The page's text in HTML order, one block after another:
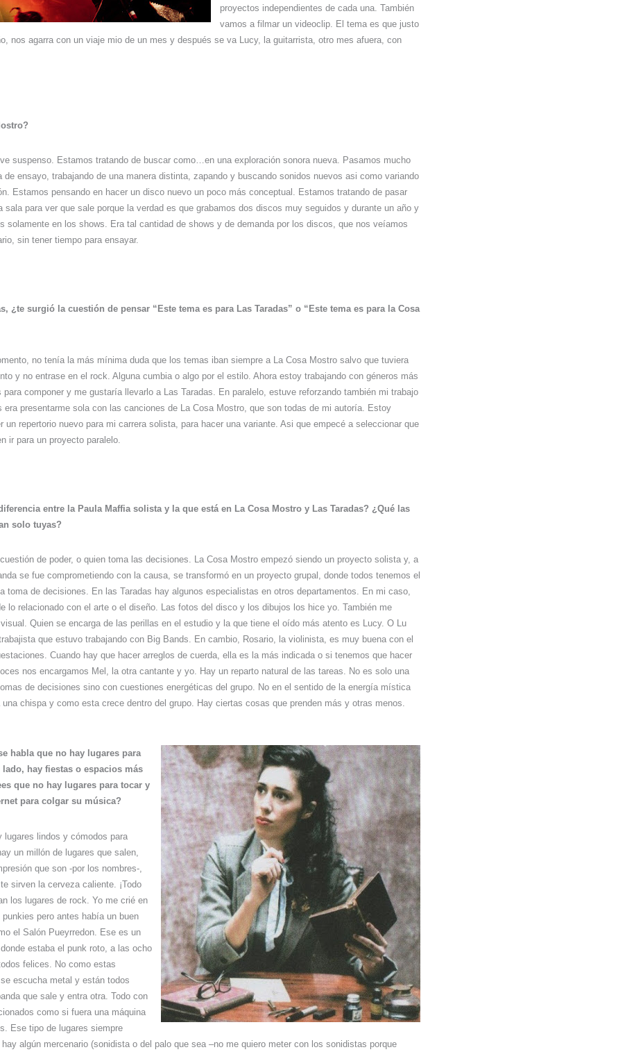
proyectos independientes de cada una. También
vamos a filmar un videoclip. El tema es que justo
nos agarra con un viaje mio de un mes y después se va Lucy, la guitarrista, otro mes afuera, con
suspenso. Estamos tratando de buscar como…en una exploración sonora nueva. Pasamos mucho
de ensayo, trabajando de una manera distinta, zapando y buscando sonidos nuevos asi como variando
Estamos pensando en hacer un disco nuevo un poco más conceptual. Estamos tratando de pasar
sala para ver que sale porque la verdad es que grabamos dos discos muy seguidos y durante un año y
solamente en los shows. Era tal cantidad de shows y de demanda por los discos, que nos veíamos
sin tener tiempo para ensayar.
¿te surgió la cuestión de pensar “Este tema es para Las Taradas” o “Este tema es para la Cosa
no tenía la más mínima duda que los temas iban siempre a La Cosa Mostro salvo que tuviera
y no entrase en el rock. Alguna cumbia o algo por el estilo. Ahora estoy trabajando con géneros más
para componer y me gustaría llevarlo a Las Taradas. En paralelo, estuve reforzando también mi trabajo
era presentarme sola con las canciones de La Cosa Mostro, que son todas de mi autoría. Estoy
un repertorio nuevo para mi carrera solista, para hacer una variante. Asi que empecé a seleccionar que
ir para un proyecto paralelo.
entre la Paula Maffia solista y la que está en La Cosa Mostro y Las Taradas? ¿Qué las
solo tuyas?
de poder, o quien toma las decisiones. La Cosa Mostro empezó siendo un proyecto solista y, a
se fue comprometiendo con la causa, se transformó en un proyecto grupal, donde todos tenemos el
toma de decisiones. En las Taradas hay algunos especialistas en otros departamentos. En mi caso,
lo relacionado con el arte o el diseño. Las fotos del disco y los dibujos los hice yo. También me
Quien se encarga de las perillas en el estudio y la que tiene el oído más atento es Lucy. O Lu
que estuvo trabajando con Big Bands. En cambio, Rosario, la violinista, es muy buena con el
Cuando hay que hacer arreglos de cuerda, ella es la más indicada o si tenemos que hacer
nos encargamos Mel, la otra cantante y yo. Hay un reparto natural de las tareas. No es solo una
de decisiones sino con cuestiones energéticas del grupo. No en el sentido de la energía mística
una chispa y como esta crece dentro del grupo. Hay ciertas cosas que prenden más y otras menos.
habla que no hay lugares para
hay fiestas o espacios más
que no hay lugares para tocar y
para colgar su música?
lugares lindos y cómodos para
un millón de lugares que salen,
que son -por los nombres-,
sirven la cerveza caliente. ¡Todo
los lugares de rock. Yo me crié en
pero antes había un buen
el Salón Pueyrredon. Ese es un
estaba el punk roto, a las ocho
felices. No como estas
escucha metal y están todos
que sale y entra otra. Todo con
como si fuera una máquina
Ese tipo de lugares siempre
algún mercenario (sonidista o del palo que sea –no me quiero meter con los sonidistas porque